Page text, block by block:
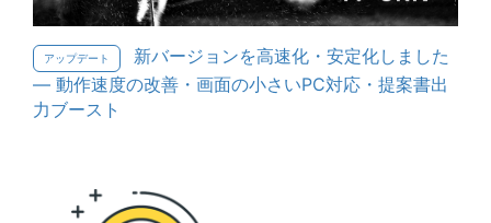
アップデート
新バージョンを高速化・安定化しました
— 動作速度の改善・画面の小さいPC対応・提案書出
力ブースト